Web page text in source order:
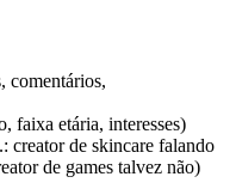
comentários,
faixa etária, interesses)
creator de skincare falando
de games talvez não)